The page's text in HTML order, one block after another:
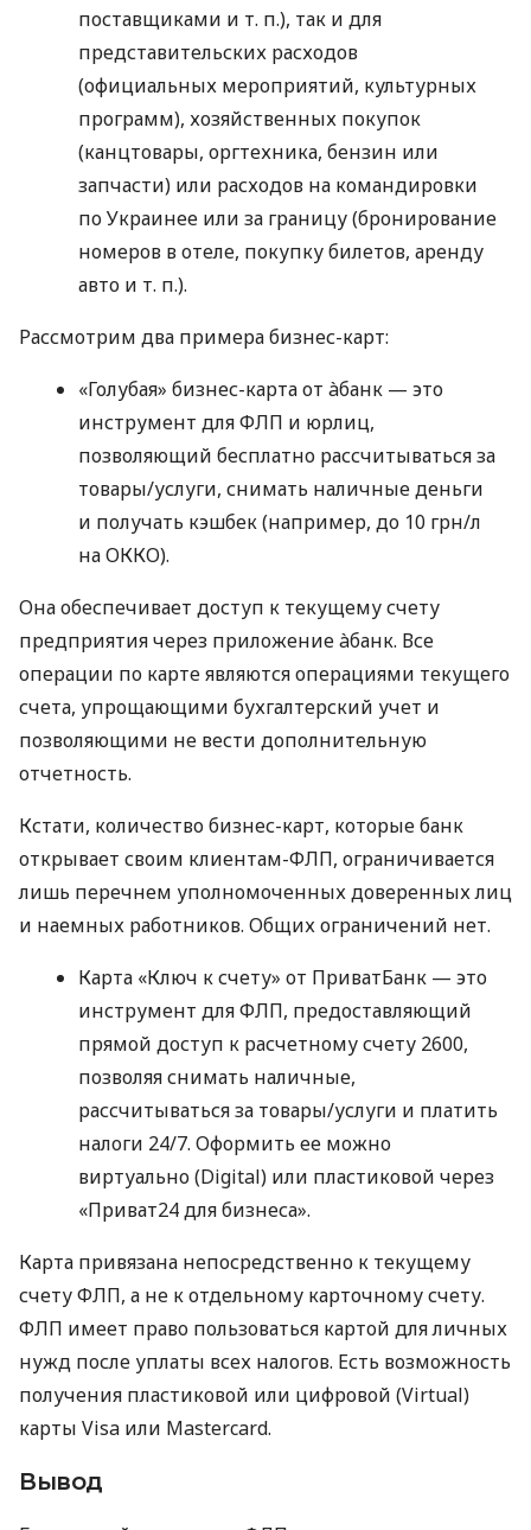
поставщиками и т. п.), так и для
представительских расходов
(официальных мероприятий, культурных
программ), хозяйственных покупок
(канцтовары, оргтехника, бензин или
запчасти) или расходов на командировки
по Украинее или за границу (бронирование
номеров в отеле, покупку билетов, аренду
авто и т. п.).
Рассмотрим два примера бизнес-карт:
«Голубая» бизнес-карта от àбанк — это
инструмент для ФЛП и юрлиц,
позволяющий бесплатно рассчитываться за
товары/услуги, снимать наличные деньги
и получать кэшбек (например, до 10 грн/л
на ОККО).
Она обеспечивает доступ к текущему счету
предприятия через приложение àбанк. Все
операции по карте являются операциями текущего
счета, упрощающими бухгалтерский учет и
позволяющими не вести дополнительную
отчетность.
Кстати, количество бизнес-карт, которые банк
открывает своим клиентам-ФЛП, ограничивается
лишь перечнем уполномоченных доверенных лиц
и наемных работников. Общих ограничений нет.
Карта «Ключ к счету» от ПриватБанк — это
инструмент для ФЛП, предоставляющий
прямой доступ к расчетному счету 2600,
позволяя снимать наличные,
рассчитываться за товары/услуги и платить
налоги 24/7. Оформить ее можно
виртуально (Digital) или пластиковой через
«Приват24 для бизнеса».
Карта привязана непосредственно к текущему
счету ФЛП, а не к отдельному карточному счету.
ФЛП имеет право пользоваться картой для личных
нужд после уплаты всех налогов. Есть возможность
получения пластиковой или цифровой (Virtual)
карты Visa или Mastercard.
Вывод